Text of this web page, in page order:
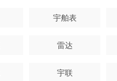
宇舶表
雷达
宇联